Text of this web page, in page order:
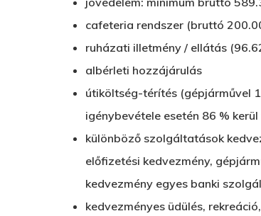
cafeteria rendszer (bruttó
ruházati illetmény / ellátás
albérleti hozzájárulás
útiköltség-térítés (gépjárművel
igénybevétele esetén 86 %
különböző szolgáltatások
előfizetési kedvezmény,
kedvezmény egyes banki
kedvezményes üdülés,